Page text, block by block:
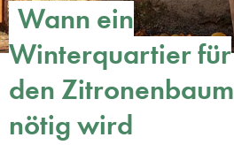
Wann ein
Winterquartier für
den Zitronenbaum
nötig wird